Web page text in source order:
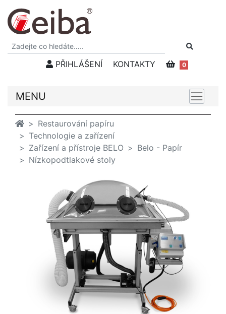
PŘIHLÁŠENÍ KONTAKTY 0
MENU
Restaurování papíru
Technologie a zařízení
Zařízení a přístroje BELO
Belo - Papír
Nízkopodtlakové stoly